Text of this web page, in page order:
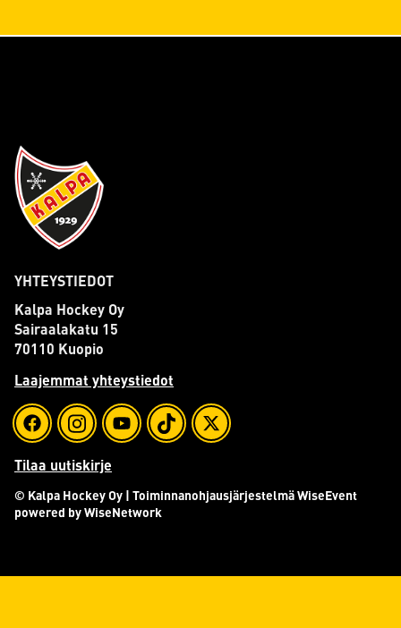
YHTEYSTIEDOT
Kalpa Hockey Oy
Sairaalakatu 15
70110 Kuopio
Laajemmat yhteystiedot
Tilaa uutiskirje
© Kalpa Hockey Oy | ToiminnanohjausjärjestelmäWiseEvent
powered byWiseNetwork